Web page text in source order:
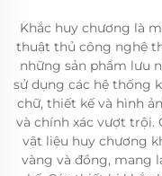
Khắc huy chương là
thuật thủ công nghệ
những sản phẩm lưu
sử dụng các hệ thống
chữ, thiết kế và hình
và chính xác vượt trội.
vật liệu huy chương
vàng và đồng, mang